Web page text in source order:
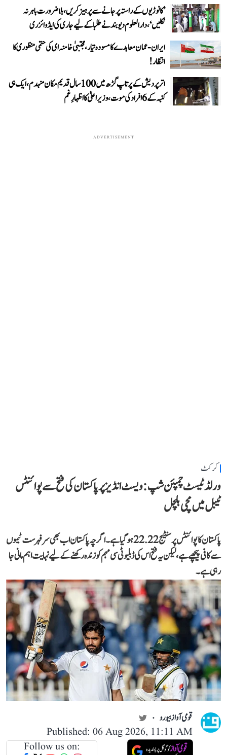
’کانوڑیوں کے راستہ پر جانے سے پرہیز کریں، بلاضرورت باہر نہ
نکلیں‘، دارالعلوم دیوبند نے طلبا کے لیے جاری کی ایڈوائزری
ایران-عمان معاہدے کا مسودہ تیار، مجتبیٰ خامنہ ای کی حتمی منظوری کا
انتظار!
اتر پردیش کے پرتاپ گڑھ میں 100 سال قدیم مکان منہدم، ایک ہی
کنبہ کے 6 افراد کی موت، وزیر اعلیٰ کا اظہارِ غم
ADVERTISEMENT
کرکٹ
ورلڈ ٹیسٹ چمپئن شپ: ویسٹ انڈیز پر پاکستان کی فتح سے پوائنٹس
ٹیبل میں مچی ہلچل
پاکستان کا پوائنٹس پرسنٹیج 22.22 ہو گیا ہے۔ اگرچہ پاکستان اب بھی سرفہرست ٹیموں
سے کافی پیچھے ہے، لیکن یہ فتح اس کی ڈبلیو ٹی سی مہم کو زندہ رکھنے کے لیے نہایت اہم مانی جا
رہی ہے۔
قومی آواز بیورو
Published: 06 Aug 2026, 11:11 AM
Follow us on: